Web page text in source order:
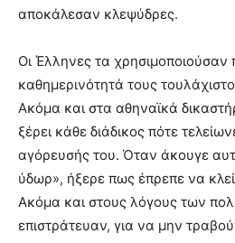
αποκάλεσαν κλεψύδρες.
Οι Έλληνες τα χρησιμοποιούσαν
καθημερινότητά τους
Ακόμα και στα αθηναϊκά
ξέρει κάθε διάδικος πότε
αγόρευσής του. Όταν άκουγε
ύδωρ», ήξερε πως έπρεπε να
Ακόμα και στους λόγους των
επιστράτευαν, για να μην